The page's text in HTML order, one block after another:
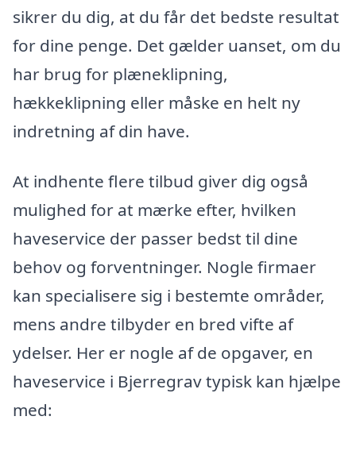
sikrer du dig, at du får det bedste resultat
for dine penge. Det gælder uanset, om du
har brug for plæneklipning,
hækkeklipning eller måske en helt ny
indretning af din have.
At indhente flere tilbud giver dig også
mulighed for at mærke efter, hvilken
haveservice der passer bedst til dine
behov og forventninger. Nogle firmaer
kan specialisere sig i bestemte områder,
mens andre tilbyder en bred vifte af
ydelser. Her er nogle af de opgaver, en
haveservice i Bjerregrav typisk kan hjælpe
med: